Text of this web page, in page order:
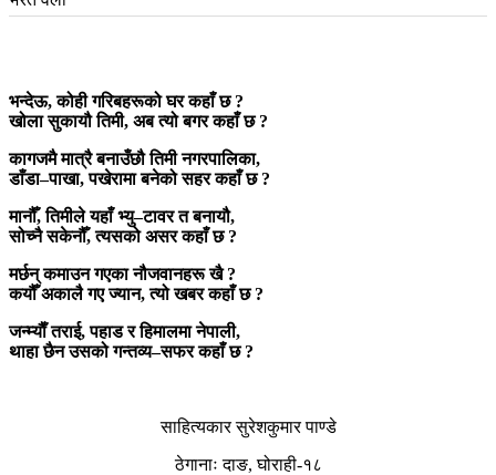
भन्देऊ, कोही गरिबहरूको घर कहाँ छ ?
खोला सुकायौ तिमी, अब त्यो बगर कहाँ छ ?
कागजमै मात्रै बनाउँछौ तिमी नगरपालिका,
डाँडा–पाखा, पखेरामा बनेको सहर कहाँ छ ?
मानौँ, तिमीले यहाँ भ्यु–टावर त बनायौ,
सोच्नै सकेनौँ, त्यसको असर कहाँ छ ?
मर्छन् कमाउन गएका नौजवानहरू खै ?
कयौँ अकालै गए ज्यान, त्यो खबर कहाँ छ ?
जन्म्याैँ तराई, पहाड र हिमालमा नेपाली,
थाहा छैन उसको गन्तव्य–सफर कहाँ छ ?
साहित्यकार सुरेशकुमार पाण्डे
ठेगानाः दाङ, घोराही-१८